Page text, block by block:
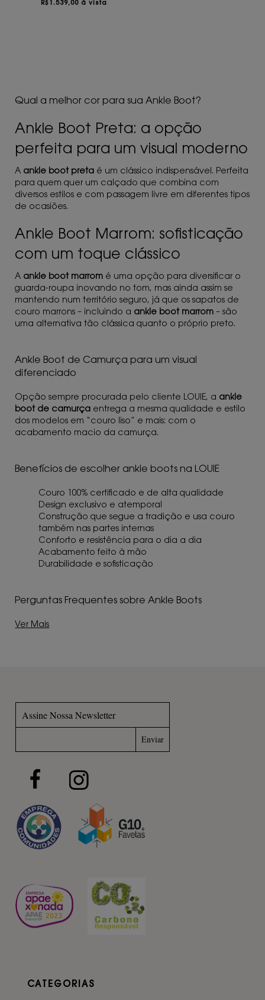
R$ 1.539,00 à vista
Qual a melhor cor para sua Ankle Boot?
Ankle Boot Preta: a opção
perfeita para um visual moderno
A ankle boot preta é um clássico indispensável. Perfeita
para quem quer um calçado que combina com
diversos estilos e com passagem livre em diferentes tipos
de ocasiões.
Ankle Boot Marrom: sofisticação
com um toque clássico
A ankle boot marrom é uma opção para diversificar o
guarda-roupa inovando no tom, mas ainda assim se
mantendo num território seguro, já que os sapatos de
couro marrons – incluindo a ankle boot marrom – são
uma alternativa tão clássica quanto o próprio preto.
Ankle Boot de Camurça para um visual
diferenciado
Opção sempre procurada pelo cliente LOUIE, a ankle
boot de camurça entrega a mesma qualidade e estilo
dos modelos em “couro liso” e mais: com o
acabamento macio da camurça.
Benefícios de escolher ankle boots na LOUIE
Couro 100% certificado e de alta qualidade
Design exclusivo e atemporal
Construção que segue a tradição e usa couro
também nas partes internas
Conforto e resistência para o dia a dia
Acabamento feito à mão
Durabilidade e sofisticação
Perguntas Frequentes sobre Ankle Boots
Ver Mais
Assine Nossa Newsletter
CATEGORIAS